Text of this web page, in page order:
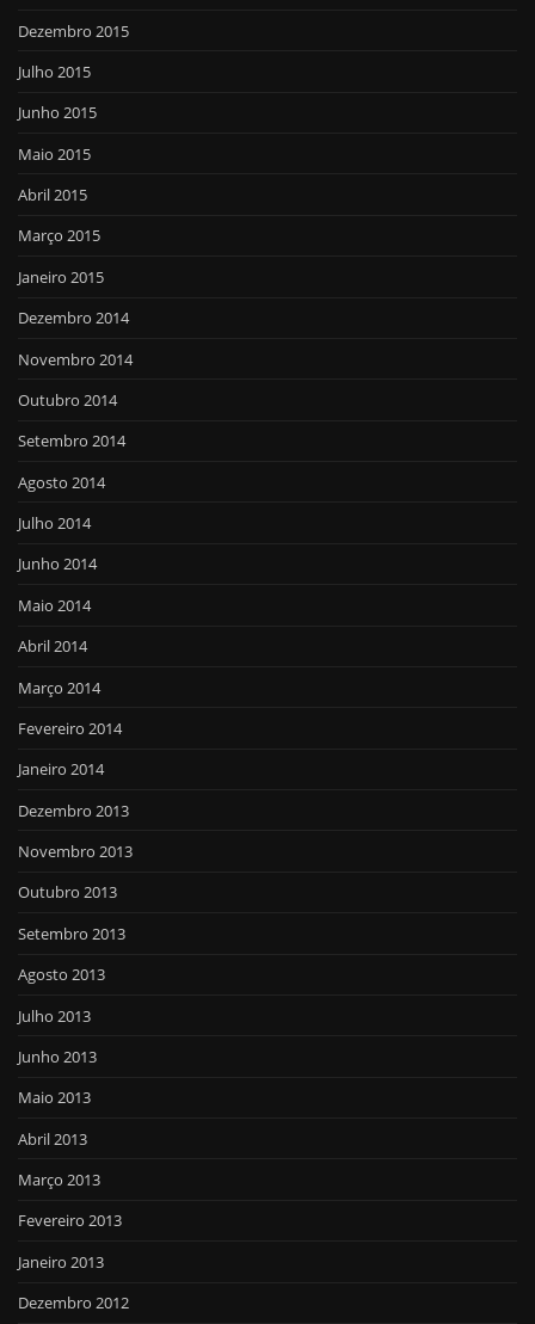
Dezembro 2015
Julho 2015
Junho 2015
Maio 2015
Abril 2015
Março 2015
Janeiro 2015
Dezembro 2014
Novembro 2014
Outubro 2014
Setembro 2014
Agosto 2014
Julho 2014
Junho 2014
Maio 2014
Abril 2014
Março 2014
Fevereiro 2014
Janeiro 2014
Dezembro 2013
Novembro 2013
Outubro 2013
Setembro 2013
Agosto 2013
Julho 2013
Junho 2013
Maio 2013
Abril 2013
Março 2013
Fevereiro 2013
Janeiro 2013
Dezembro 2012